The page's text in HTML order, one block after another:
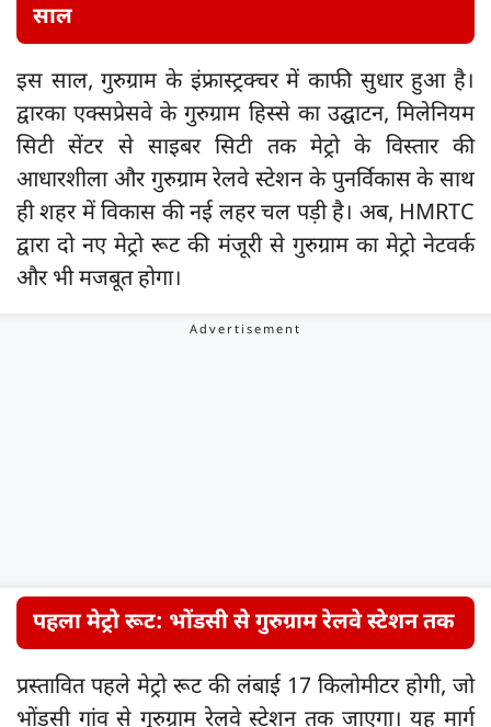
साल
इस साल, गुरुग्राम के इंफ्रास्ट्रक्चर में काफी सुधार हुआ है।
द्वारका एक्सप्रेसवे के गुरुग्राम हिस्से का उद्घाटन, मिलेनियम
सिटी सेंटर से साइबर सिटी तक मेट्रो के विस्तार की
आधारशीला और गुरुग्राम रेलवे स्टेशन के पुनर्विकास के साथ
ही शहर में विकास की नई लहर चल पड़ी है। अब, HMRTC
द्वारा दो नए मेट्रो रूट की मंजूरी से गुरुग्राम का मेट्रो नेटवर्क
और भी मजबूत होगा।
पहला मेट्रो रूट: भोंडसी से गुरुग्राम रेलवे स्टेशन तक
प्रस्तावित पहले मेट्रो रूट की लंबाई 17 किलोमीटर होगी, जो
भोंडसी गांव से गुरुग्राम रेलवे स्टेशन तक जाएगा। यह मार्ग